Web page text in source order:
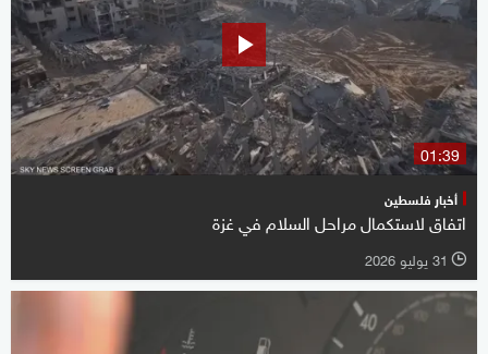
01:39
أخبار فلسطين
اتفاق لاستكمال مراحل السلام في غزة
l 31 يوليو 2026